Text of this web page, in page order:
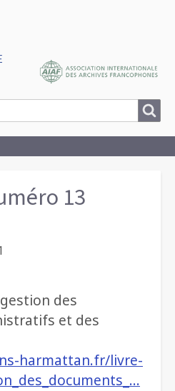
13
des
et des
harmattan.fr/livre-